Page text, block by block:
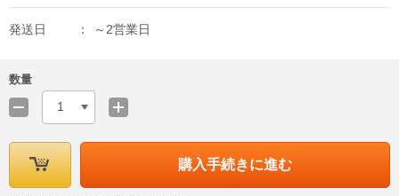
発送日 ～2営業日
数量
1
購入手続きに進む